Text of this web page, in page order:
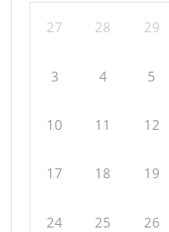
27 28 29
3 4 5
10 11 12
17 18 19
24 25 26